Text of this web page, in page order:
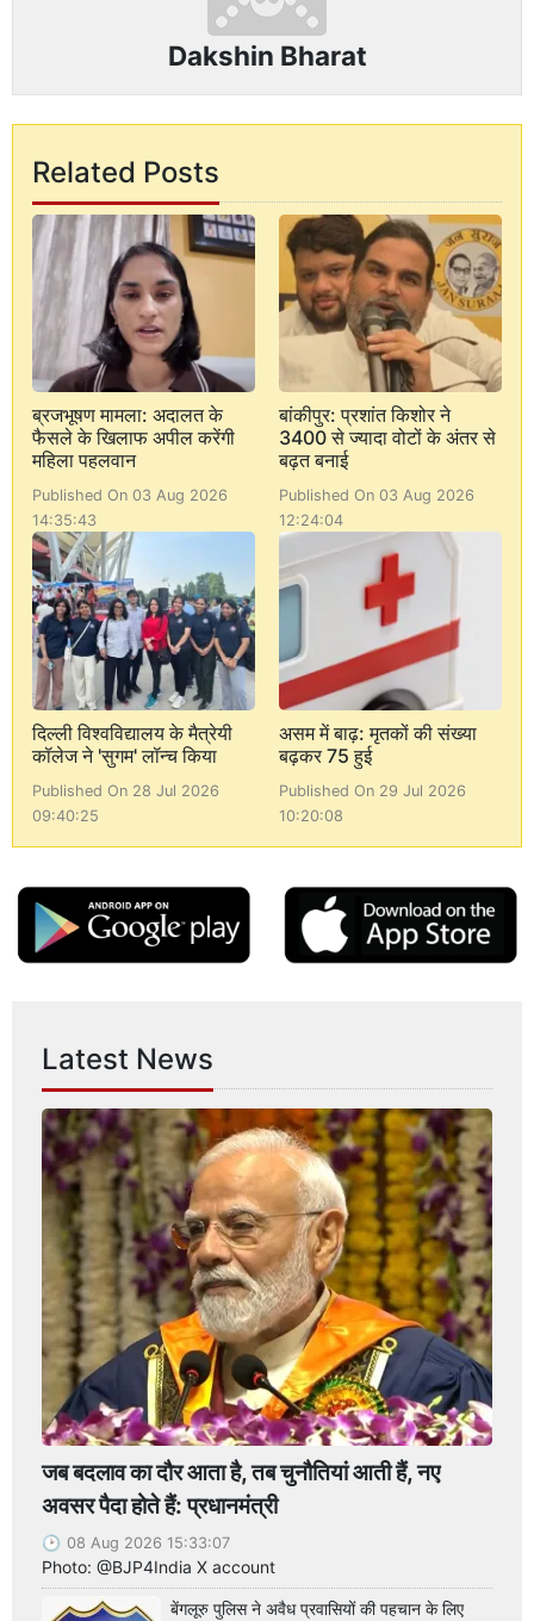
Dakshin Bharat
Related Posts
ब्रजभूषण मामला: अदालत के
फैसले के खिलाफ अपील करेंगी
महिला पहलवान
Published On 03 Aug 2026
14:35:43
बांकीपुर: प्रशांत किशोर ने
3400 से ज्यादा वोटों के अंतर से
बढ़त बनाई
Published On 03 Aug 2026
12:24:04
दिल्ली विश्वविद्यालय के मैत्रेयी
कॉलेज ने 'सुगम' लॉन्च किया
Published On 28 Jul 2026
09:40:25
असम में बाढ़: मृतकों की संख्या
बढ़कर 75 हुई
Published On 29 Jul 2026
10:20:08
Latest News
जब बदलाव का दौर आता है, तब चुनौतियां आती हैं, नए
अवसर पैदा होते हैं: प्रधानमंत्री
08 Aug 2026 15:33:07
Photo: @BJP4India X account
बेंगलूरु पुलिस ने अवैध प्रवासियों की पहचान के लिए